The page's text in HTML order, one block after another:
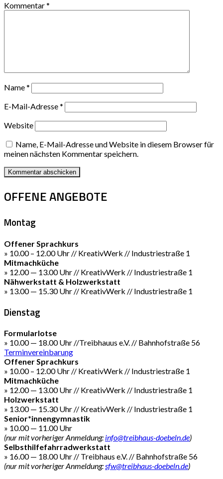
Kommentar*
Name*
E-Mail-Adresse*
Website
Name, E-Mail-Adresse und Website in diesem Browser für
meinen nächsten Kommentar speichern.
OFFENE ANGEBOTE
Montag
Offener Sprachkurs
» 10.00 – 12.00 Uhr // KreativWerk // Industriestraße 1
Mitmachküche
» 12.00 — 13.00 Uhr // KreativWerk // Industriestraße 1
Nähwerkstatt & Holzwerkstatt
» 13.00 — 15.30 Uhr // KreativWerk // Industriestraße 1
Dienstag
Formularlotse
» 10.00 — 18.00 Uhr //Treibhauus e.V. // Bahnhofstraße 56
Terminvereinbarung
Offener Sprachkurs
» 10.00 – 12.00 Uhr // KreativWerk // Industriestraße 1
Mitmachküche
» 12.00 — 13.00 Uhr // KreativWerk // Industriestraße 1
Holzwerkstatt
» 13.00 — 15.30 Uhr // KreativWerk // Industriestraße 1
Senior*innengymnastik
» 10.00 — 11.00 Uhr
(nur mit vorheriger Anmeldung: info@treibhaus-doebeln.de)
Selbsthilfefahrradwerkstatt
» 16.00 — 18.00 Uhr // Treibhaus e.V. // Bahnhofstraße 56
(nur mit vorheriger Anmeldung:sfw@treibhaus-doebeln.de)